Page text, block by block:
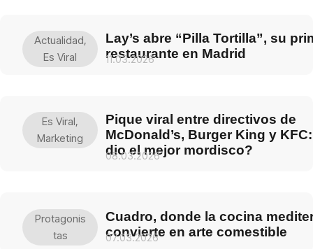
Lay’s abre “Pilla Tortilla”, su
restaurante en Madrid
11.03.2026
Actualidad,
Es Viral
Pique viral entre directivos de
McDonald’s, Burger King y
dio el mejor mordisco?
08.03.2026
Es Viral,
Marketing
Cuadro, donde la cocina
convierte en arte comestible
07.03.2026
Protagonis
Tas